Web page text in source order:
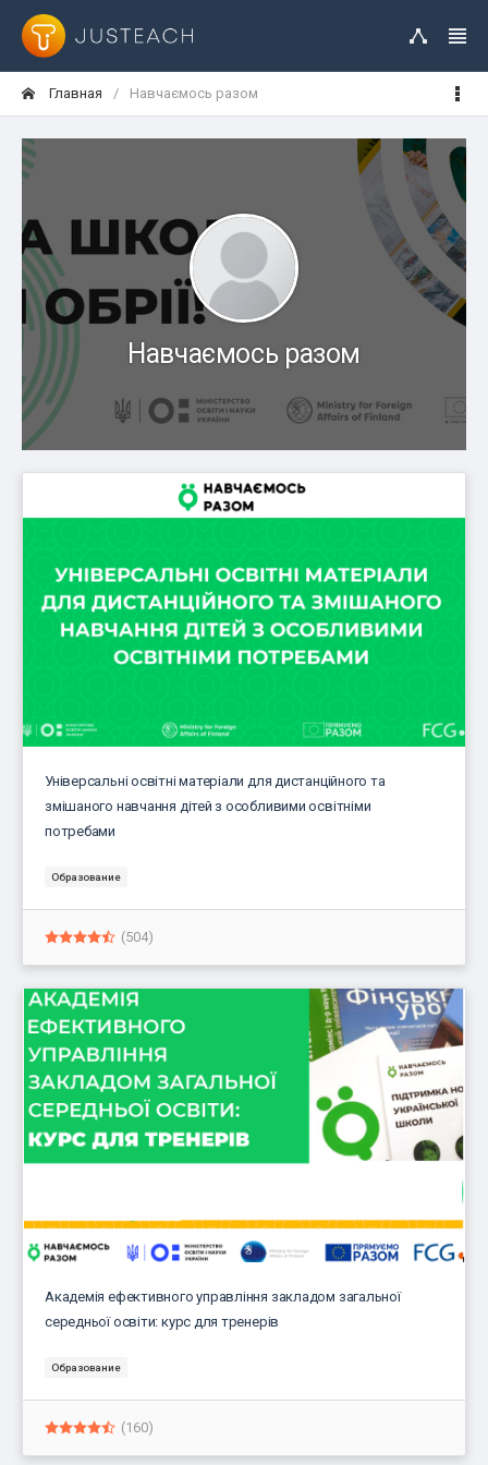
Главная Навчаємось разом
Навчаємось разом
Універсальні освітні матеріали для дистанційного та
змішаного навчання дітей з особливими освітніми
потребами
Образование
(504)
Академія ефективного управління закладом загальної
середньої освіти: курс для тренерів
Образование
(160)